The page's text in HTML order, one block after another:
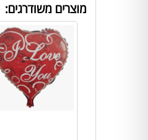
מוצרים משודרגים: